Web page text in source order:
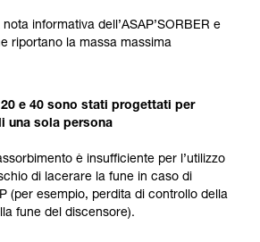
informativa dell’ASAP’SORBER e
riportano la massa massima
20 e 40 sono stati progettati per
una sola persona
è insufficiente per l’utilizzo
di lacerare la fune in caso di
(per esempio, perdita di controllo della
fune del discensore).